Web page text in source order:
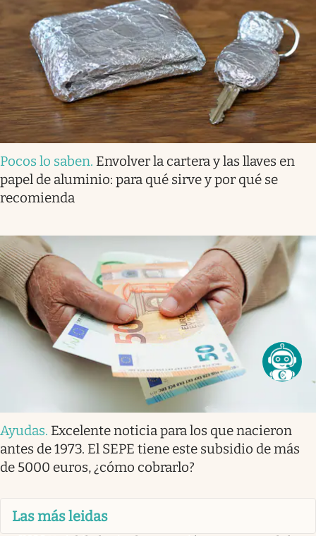
Pocos lo saben. Envolver la cartera y las llaves en
papel de aluminio: para qué sirve y por qué se
recomienda
Ayudas. Excelente noticia para los que nacieron
antes de 1973. El SEPE tiene este subsidio de más
de 5000 euros, ¿cómo cobrarlo?
Las más leidas